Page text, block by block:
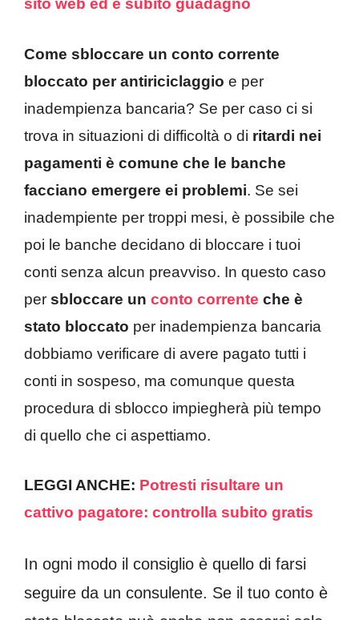
sito web ed è subito guadagno
Come sbloccare un conto corrente
bloccato per antiriciclaggio e per
inadempienza bancaria? Se per caso ci si
trova in situazioni di difficoltà o di ritardi nei
pagamenti è comune che le banche
facciano emergere ei problemi. Se sei
inadempiente per troppi mesi, è possibile che
poi le banche decidano di bloccare i tuoi
conti senza alcun preavviso. In questo caso
per sbloccare un conto corrente che è
stato bloccato per inadempienza bancaria
dobbiamo verificare di avere pagato tutti i
conti in sospeso, ma comunque questa
procedura di sblocco impiegherà più tempo
di quello che ci aspettiamo.
LEGGI ANCHE: Potresti risultare un
cattivo pagatore: controlla subito gratis
In ogni modo il consiglio è quello di farsi
seguire da un consulente. Se il tuo conto è